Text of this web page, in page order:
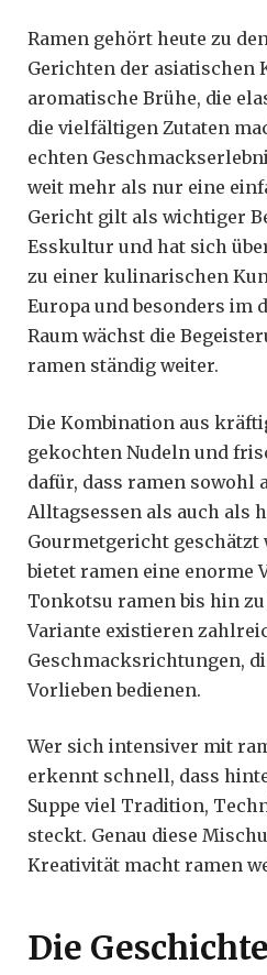
Ramen gehört heute zu
Gerichten der asiatischen
aromatische Brühe, die
die vielfältigen Zutaten
echten
weit mehr als nur eine
Gericht gilt als wichtiger
Esskultur und hat sich
zu einer kulinarischen
Europa und besonders im
Raum wächst die
ramen ständig weiter.
Die Kombination aus
gekochten Nudeln und
dafür, dass ramen sowohl
Alltagsessen als auch als
Gourmetgericht geschätzt
bietet ramen eine enorme
Tonkotsu ramen bis hin
Variante existieren
Geschmacksrichtungen,
Vorlieben bedienen.
Wer sich intensiver mit
erkennt schnell, dass
Suppe viel Tradition,
steckt. Genau diese
Kreativität macht ramen
Die